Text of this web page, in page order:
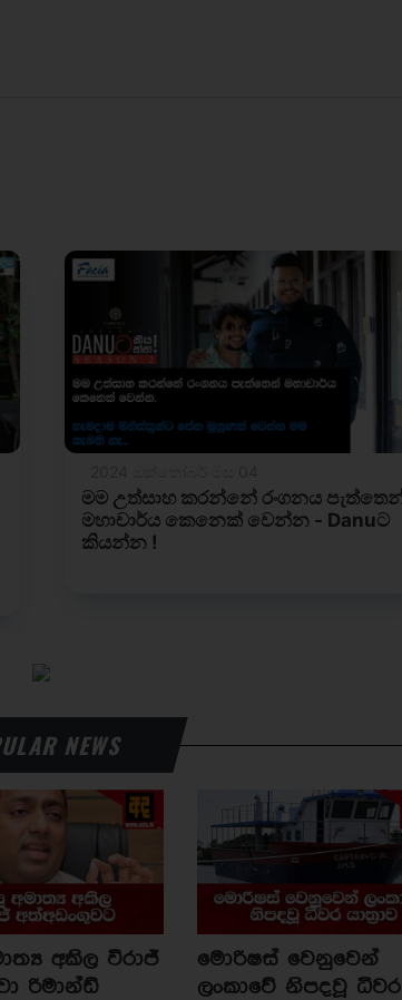
NEWS
අකිල විරාජ්
රිමාන්ඩ්
මොරිෂස් වෙනුවෙන්
ලංකාවේ නිපදවූ ධීවර